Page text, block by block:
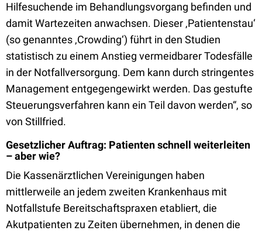
Hilfesuchende im Behandlungsvorgang befinden und
damit Wartezeiten anwachsen. Dieser ‚Patientenstau‘
(so genanntes ‚Crowding‘) führt in den Studien
statistisch zu einem Anstieg vermeidbarer Todesfälle
in der Notfallversorgung. Dem kann durch stringentes
Management entgegengewirkt werden. Das gestufte
Steuerungsverfahren kann ein Teil davon werden“, so
von Stillfried.
Gesetzlicher Auftrag: Patienten schnell weiterleiten
– aber wie?
Die Kassenärztlichen Vereinigungen haben
mittlerweile an jedem zweiten Krankenhaus mit
Notfallstufe Bereitschaftspraxen etabliert, die
Akutpatienten zu Zeiten übernehmen, in denen die